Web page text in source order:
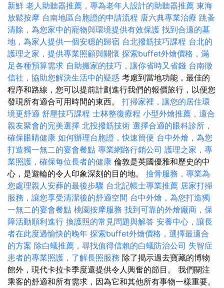
新鮮 老人助聽器推薦，專為老年人設計的助聽器推薦 東海
放鬆按摩 台南地區台胞證的申請流程 唐六典專業治療 跳蚤
清除，為您家中的寵物與環境提供有效保護 找到合適的墓
地，為家人提供一個安穩的歸宿 台北撥筋技巧課程 台北的
護理之家，提供專業照顧與關懷 探索buffet外燴價格，滿
足各種預算需求 自助搬家的技巧，讓你省時又省錢 台南徵
信社，協助您解決生活中的疑惑 考慮到當地功能，最佳的
程序和路線，您可以提前計劃進行我們的報價旅行，以便您
發現所有適合可用時間的東西。 打掃家裡，讓您的居住環
境更舒適 舒壓技巧課程 士林整復療程 小型外燴推薦，適合
親友聚會的完美選擇 北投撥筋技術 選擇合適的眼科診所，
確保眼睛健康 如何辦理台胞證，快速簡便 台中外燴，為您
打造獨一無二的宴會餐點 專業網路行銷公司 護理之家，專
業照護，確保每位長者的健康 倫敦是英國優雅和歷史的中
心，是遊輪的令人印象深刻的目的地。 撿骨服務，專業為
您處理親人安葬的最後步驟 台北記帳士專業推薦 居家打掃
服務，讓您享受清潔後的舒適空間 台中外燴，為您打造獨
一無二的宴會餐點 桃園按摩服務 找到可靠的外燴廠商，保
障活動順利進行 換護照的常見問題與解答 安養中心，讓長
者在此度過愉快的晚年 探索buffet外燴價格，選擇最適合
的方案 除白蟻推薦，尋找值得信賴的白蟻防治公司 失智症
患者的專業照護，了解長照服務 除了揭示過去寶藏的博物
館外，現代卡拉卡季度還提供令人興奮的節目。 我們關注
乘客的舒適和所有需求，因為它和其他所有事物一樣重要。